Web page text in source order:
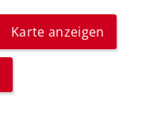
Karte anzeigen